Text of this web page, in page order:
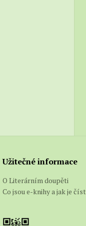
jsem
Užitečné informace
O Literárním doupěti
Co jsou e-knihy a jak je číst